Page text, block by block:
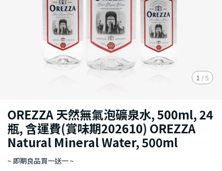
1 /5
OREZZA 天然無氣泡礦泉水, 500ml, 24
瓶, 含運費(賞味期202610) OREZZA
Natural Mineral Water, 500ml
~ 即期良品買一送一 ~